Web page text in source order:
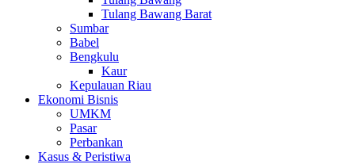
Tulang Bawang Barat
Sumbar
Babel
Bengkulu
Kaur
Kepulauan Riau
Ekonomi Bisnis
UMKM
Pasar
Perbankan
Kasus & Peristiwa